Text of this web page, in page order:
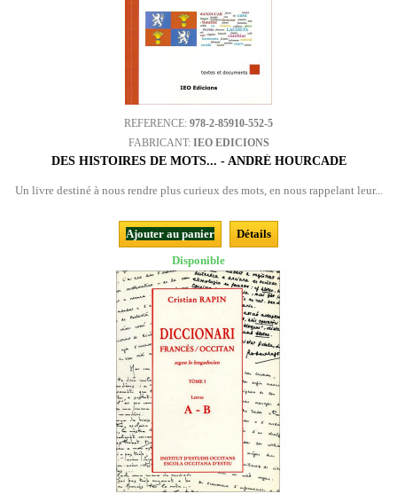
REFERENCE: 978-2-85910-552-5
FABRICANT: IEO EDICIONS
DES HISTOIRES DE MOTS... - ANDRÉ HOURCADE
Un livre destiné à nous rendre plus curieux des mots, en nous rappelant leur...
Ajouter au panier
Détails
Disponible